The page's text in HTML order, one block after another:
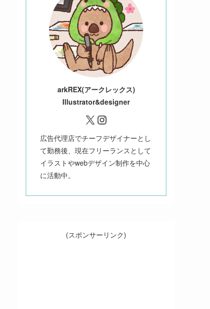
arkREX(アークレックス)
Illustrator&designer
X Instagram
広告代理店でチーフデザイナーとし
て勤務後、現在フリーランスとして
イラストやwebデザイン制作を中心
に活動中。
(スポンサーリンク)